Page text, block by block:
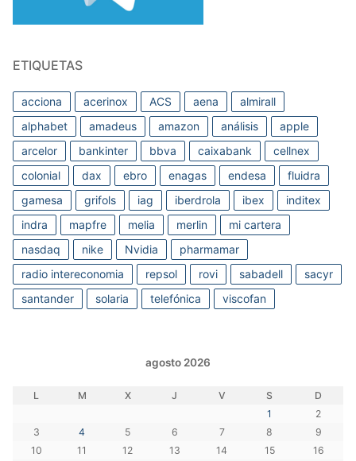
ETIQUETAS
acciona acerinox ACS aena
almirall
alphabet
amadeus amazon análisis
apple
arcelor
bankinter bbva caixabank
cellnex
colonial
dax ebro enagas endesa
fluidra
gamesa
grifols iag iberdrola ibex
inditex
indra
mapfre melia merlin
mi cartera
nasdaq
nike Nvidia
pharmamar
radio intereconomia
repsol rovi sabadell
sacyr
santander
solaria telefónica viscofan
agosto 2026
L M X J V S
D
1
2
3
4 5 6 7 8
9
10
11 12 13 14 15 16